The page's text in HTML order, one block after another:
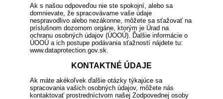
Ak s našou odpoveďou nie ste spokojní, alebo sa
domnievate, že spracovávame vaše údaje
nespravodlivo alebo nezákonne, môžete sa sťažovať na
príslušnom dozornom orgáne, ktorým je Úrad na
ochranu osobných údajov (ÚOOÚ). Ďalšie informácie o
ÚOOÚ a ich postupe podávania sťažností nájdete tu:
www.dataprotection.gov.sk.
KONTAKTNÉ ÚDAJE
Ak máte akékoľvek ďalšie otázky týkajúce sa
spracovania vašich osobných údajov, môžete nás
kontaktovať prostredníctvom našej Zodpovednej osoby